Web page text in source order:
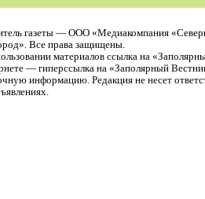
газеты — ООО «Медиакомпания
Все права защищены.
материалов ссылка на
— гиперссылка на «Заполярный
информацию. Редакция не несет